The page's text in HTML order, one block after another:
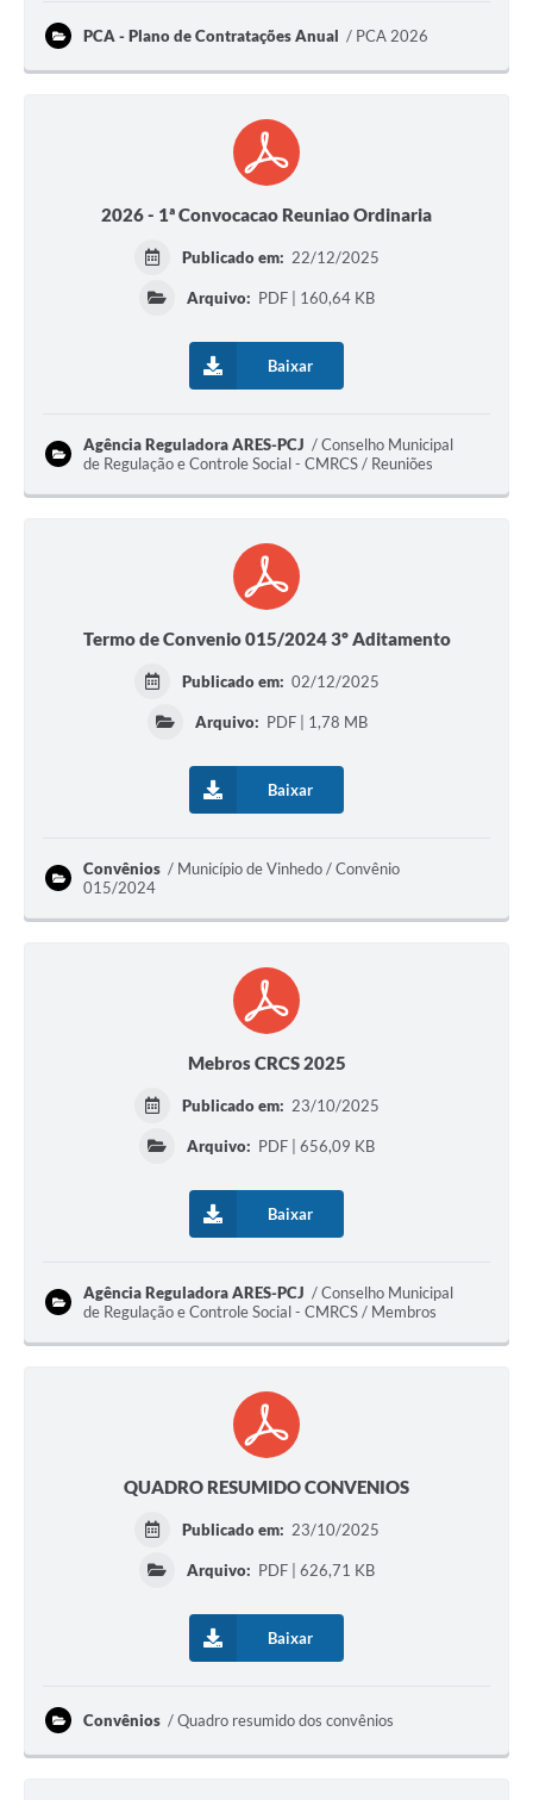
PCA - Plano de Contratações Anual PCA 2026
2026 - 1ª Convocacao Reuniao Ordinaria
Publicado em: 22/12/2025
Arquivo: PDF | 160,64 KB
Baixar
Agência Reguladora ARES-PCJ
Conselho Municipal
de Regulação e Controle Social - CMRCS / Reuniões
Termo de Convenio 015/2024 3º Aditamento
Publicado em: 02/12/2025
Arquivo: PDF | 1,78 MB
Baixar
Convênios
Município de Vinhedo / Convênio
015/2024
Mebros CRCS 2025
Publicado em: 23/10/2025
Arquivo: PDF | 656,09 KB
Baixar
Agência Reguladora ARES-PCJ
Conselho Municipal
de Regulação e Controle Social - CMRCS / Membros
QUADRO RESUMIDO CONVENIOS
Publicado em: 23/10/2025
Arquivo: PDF | 626,71 KB
Baixar
Convênios Quadro resumido dos convênios